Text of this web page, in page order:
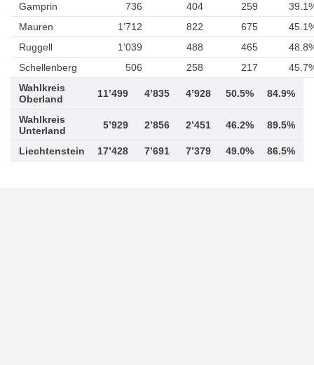
Gamprin
736 404 259
Mauren
1’712 822 675
Ruggell
1’039 488 465
Schellenberg
506 258 217
Wahlkreis
Oberland
11’499 4’835 4’928 50.5% 84.9%
Wahlkreis
Unterland
5’929 2’856 2’451 46.2% 89.5%
Liechtenstein 17’428 7’691 7’379 49.0% 86.5%